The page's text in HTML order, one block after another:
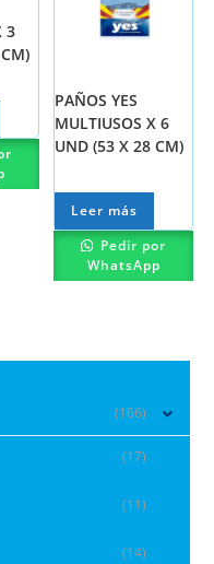
3
PAÑOS YES
MULTIUSOS X 6
UND (53 X 28 CM)
Leer más
Pedir por
WhatsApp
(166)
(17)
(11)
(14)